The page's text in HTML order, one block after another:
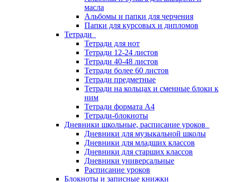
масла
Альбомы и папки для черчения
Папки для курсовых и дипломов
Тетради
Тетради для нот
Тетради 12-24 листов
Тетради 40-48 листов
Тетради более 60 листов
Тетради предметные
Тетради на кольцах и сменные блоки к
ним
Тетради формата А4
Тетради-блокноты
Дневники школьные, расписание уроков
Дневники для музыкальной школы
Дневники для младших классов
Дневники для старших классов
Дневники универсальные
Расписание уроков
Блокноты и записные книжки